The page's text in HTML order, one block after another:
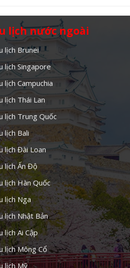
lịch nước ngoài
lịch Brunei
lịch Singapore
lịch Campuchia
lịch Thái Lan
lịch Trung Quốc
lịch Bali
lịch Đài Loan
lịch Ấn Độ
lịch Hàn Quốc
lịch Nga
lịch Nhật Bản
lịch Ai Cập
lịch Mông Cổ
lịch Mỹ